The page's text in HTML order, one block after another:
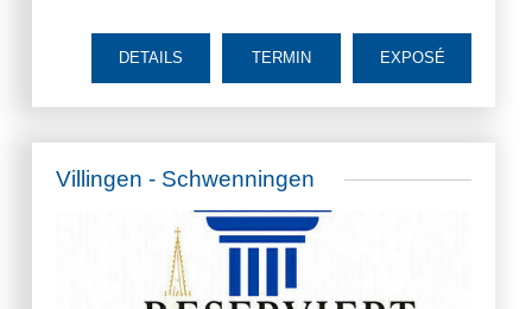
EXPOSÉ
TERMIN
DETAILS
Villingen - Schwenningen